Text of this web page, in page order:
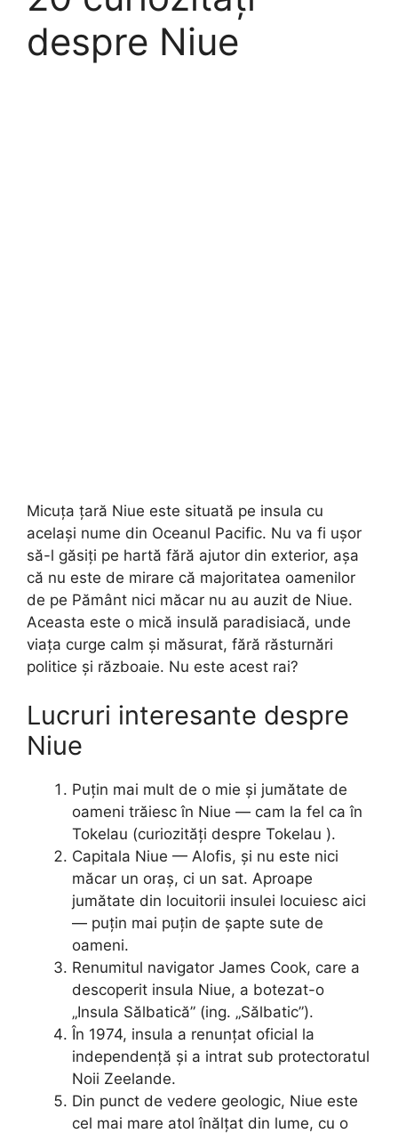
despre Niue
Micuța țară Niue este situată pe insula cu
același nume din Oceanul Pacific. Nu va fi ușor
să-l găsiți pe hartă fără ajutor din exterior, așa
că nu este de mirare că majoritatea oamenilor
de pe Pământ nici măcar nu au auzit de Niue.
Aceasta este o mică insulă paradisiacă, unde
viața curge calm și măsurat, fără răsturnări
politice și războaie. Nu este acest rai?
Lucruri interesante despre
Niue
Puțin mai mult de o mie și jumătate de
oameni trăiesc în Niue — cam la fel ca în
Tokelau (curiozități despre Tokelau ).
Capitala Niue — Alofis, și nu este nici
măcar un oraș, ci un sat. Aproape
jumătate din locuitorii insulei locuiesc aici
— puțin mai puțin de șapte sute de
oameni.
Renumitul navigator James Cook, care a
descoperit insula Niue, a botezat-o
„Insula Sălbatică” (ing. „Sălbatic”).
În 1974, insula a renunțat oficial la
independență și a intrat sub protectoratul
Noii Zeelande.
Din punct de vedere geologic, Niue este
cel mai mare atol înălțat din lume, cu o